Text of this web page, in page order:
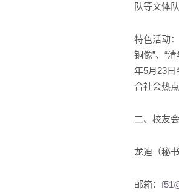
队等文体
特色活动
铜像”、“
年5月23
合社会热
二、校友
龙迪（秘书
邮箱：